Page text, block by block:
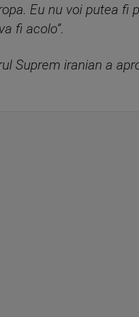
Eu nu voi putea fi
fi acolo”.
Suprem iranian a